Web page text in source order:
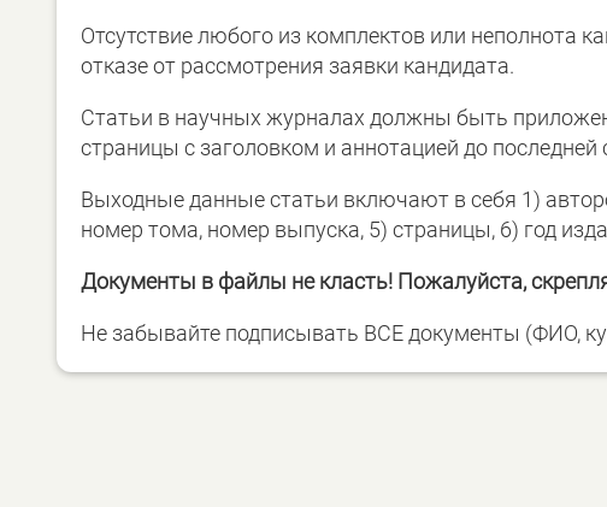
Отсутствие любого из комплектов или неполнота
отказе от рассмотрения заявки кандидата.
Статьи в научных журналах должны быть
страницы с заголовком и аннотацией до последней
Выходные данные статьи включают в себя 1)
номер тома, номер выпуска, 5) страницы, 6) год
Документы в файлы не класть! Пожалуйста,
Не забывайте подписывать ВСЕ документы (ФИО,